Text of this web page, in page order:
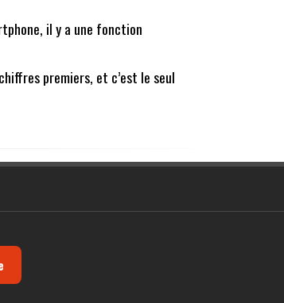
il y a une fonction
premiers, et c’est le seul